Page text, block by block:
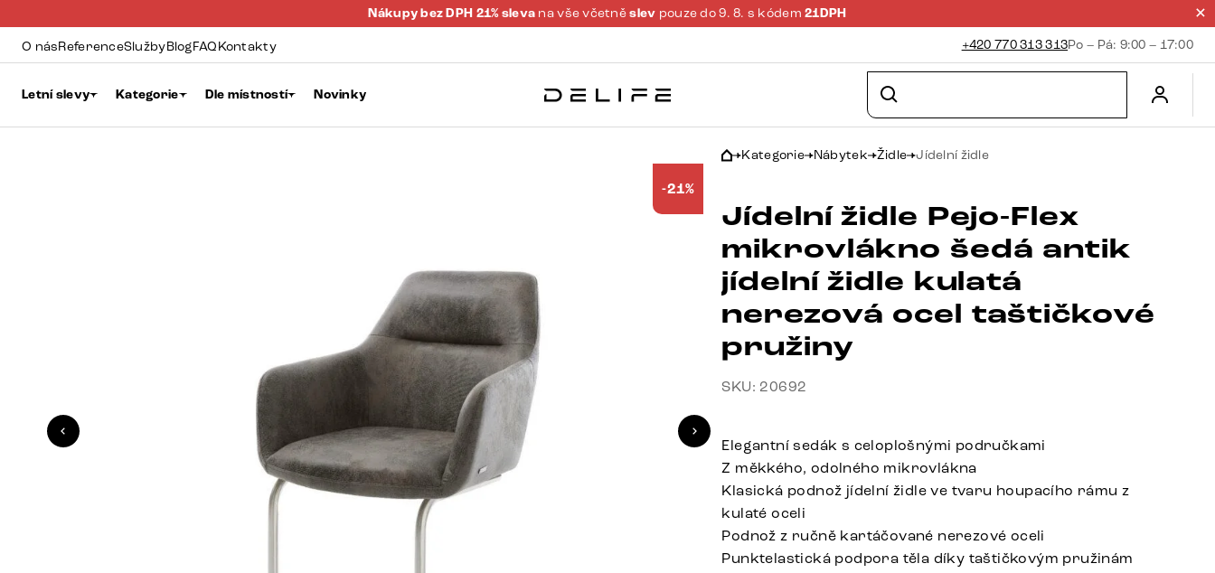
Nákupy bez DPH 21% sleva na vše včetněslev pouze do 9. 8. s kódem21DPH
O násReferenceSlužbyBlogFAQKontakty +420 770 313 313Po – Pá: 9:00 – 17:00
Letní slevy Kategorie Dle místností Novinky
-21%
Kategorie Nábytek Židle Jídelní židle
Jídelní židle Pejo-Flex
mikrovlákno šedá antik
jídelní židle kulatá
nerezová ocel taštičkové
pružiny
SKU: 20692
Elegantní sedák s celoplošnými područkami
Z měkkého, odolného mikrovlákna
Klasická podnož jídelní židle ve tvaru houpacího rámu z
kulaté oceli
Podnož z ručně kartáčované nerezové oceli
Punktelastická podpora těla díky taštičkovým pružinám